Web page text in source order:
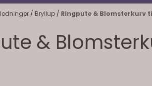
/ Bryllup / Ringpute & Blomsterkurv
&